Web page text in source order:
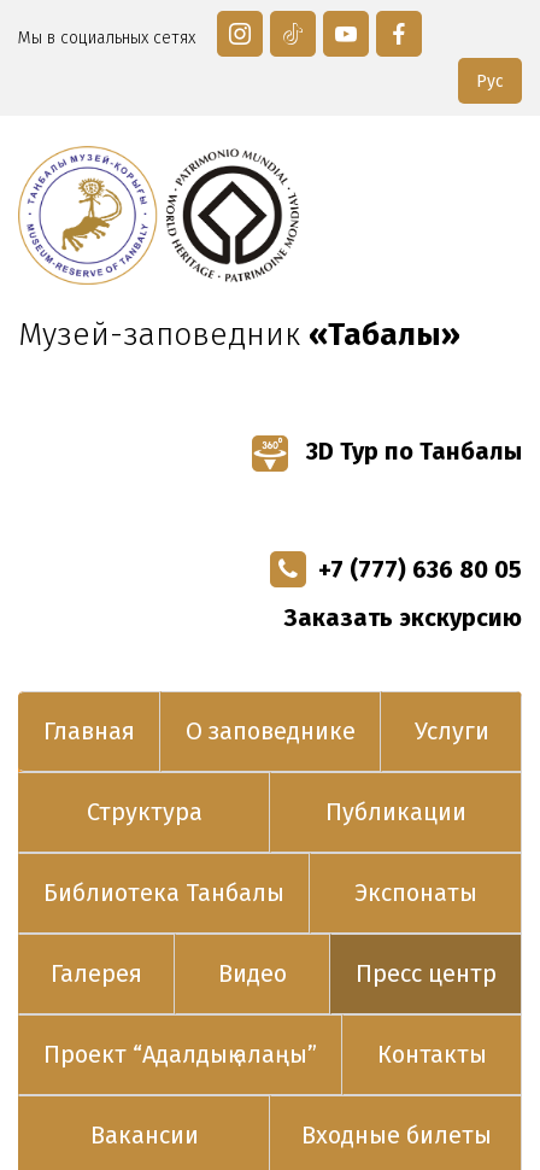
Мы в социальных сетях
Рус
Музей-заповедник «Таңбалы»
3D Тур по Танбалы
+7 (777) 636 80 05
Заказать экскурсию
Главная О заповеднике Услуги
Структура Публикации
Библиотека Танбалы Экспонаты
Галерея Видео Пресс центр
Проект “Адалдық алаңы” Контакты
Вакансии Входные билеты